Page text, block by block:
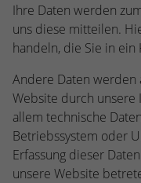
Ihre Daten werden
uns diese mitteilen.
handeln, die Sie in
Andere Daten
Website durch unsere
allem technische
Betriebssystem oder
Erfassung dieser
unsere Website
zu,
Name _gid
Anbieter
Laufzeit 1 Tag